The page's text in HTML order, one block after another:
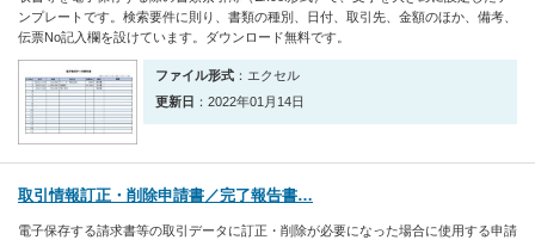
ンプレートです。検索要件に則り、書類の種別、日付、取引先、金額のほか、備考、
伝票No記入欄を設けています。ダウンロード無料です。
ファイル形式 ：エクセル
更新日 ：2022年01月14日
取引情報訂正・削除申請書／完了報告書…
電子保存する請求書等の取引データに訂正・削除が必要になった場合に使用する申請